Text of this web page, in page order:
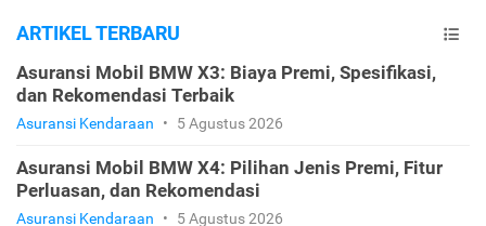
ARTIKEL TERBARU
Asuransi Mobil BMW X3: Biaya Premi, Spesifikasi,
dan Rekomendasi Terbaik
Asuransi Kendaraan • 5 Agustus 2026
Asuransi Mobil BMW X4: Pilihan Jenis Premi, Fitur
Perluasan, dan Rekomendasi
Asuransi Kendaraan • 5 Agustus 2026